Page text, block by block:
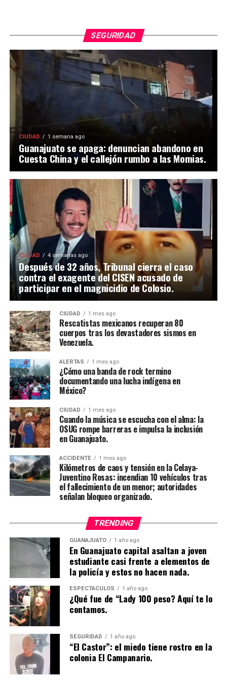
SEGURIDAD
CIUDAD 1 semana ago
Guanajuato se apaga: denuncian abandono en
Cuesta China y el callejón rumbo a las Momias.
CIUDAD 4 semanas ago
Después de 32 años, Tribunal cierra el caso
contra el exagente del CISEN acusado de
participar en el magnicidio de Colosio.
CIUDAD 1 mes ago
Rescatistas mexicanos recuperan 80
cuerpos tras los devastadores sismos en
Venezuela.
ALERTAS 1 mes ago
¿Cómo una banda de rock termino
documentando una lucha indígena en
México?
CIUDAD 1 mes ago
Cuando la música se escucha con el alma: la
OSUG rompe barreras e impulsa la inclusión
en Guanajuato.
ACCIDENTE 1 mes ago
Kilómetros de caos y tensión en la Celaya-
Juventino Rosas: incendian 10 vehículos tras
el fallecimiento de un menor; autoridades
señalan bloqueo organizado.
TRENDING
GUANAJUATO 1 año ago
En Guanajuato capital asaltan a joven
estudiante casi frente a elementos de
la policía y estos no hacen nada.
ESPECTÁCULOS 1 año ago
¿Qué fue de “Lady 100 peso? Aquí te lo
contamos.
SEGURIDAD 1 año ago
“El Castor”: el miedo tiene rostro en la
colonia El Campanario.